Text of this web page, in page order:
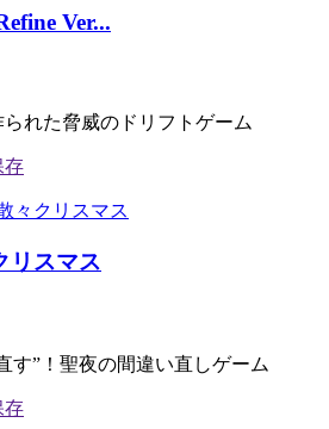
Ver...
れた脅威のドリフトゲーム
リスマス
す”！聖夜の間違い直しゲーム